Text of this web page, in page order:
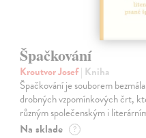
Špačkování
Kroutvor Josef| Kniha
Špačkování je souborem
drobných vzpomínkových črt,
různým společenským i
Na sklade ?